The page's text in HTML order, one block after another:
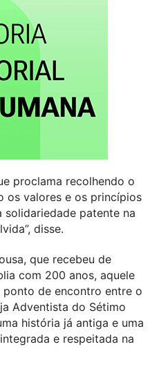
proclama recolhendo o
os valores e os princípios
solidariedade patente na
disse.
que recebeu de
com 200 anos, aquele
ponto de encontro entre o
Adventista do Sétimo
história já antiga e uma
e respeitada na